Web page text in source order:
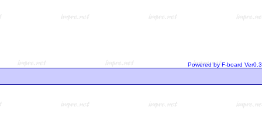
Powered by F-board Ver0.3